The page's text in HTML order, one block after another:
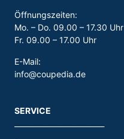
Öffnungszeiten:
Mo. – Do. 09.00 – 17.30 Uhr
Fr. 09.00 – 17.00 Uhr
E-Mail:
info@coupedia.de
SERVICE